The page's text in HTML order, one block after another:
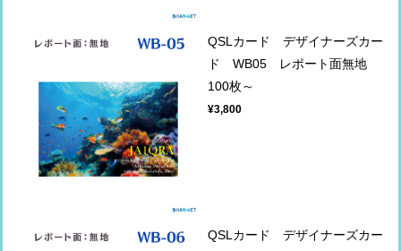
QSLカード デザイナーズカー
ド WB05 レポート面無地
100枚～
¥3,800
QSLカード デザイナーズカー